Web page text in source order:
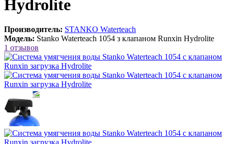
Hydrolite
Производитель: STANKO Waterteach
Модель: Stanko Waterteach 1054 з клапаном Runxin Hydrolite
1 отзывов